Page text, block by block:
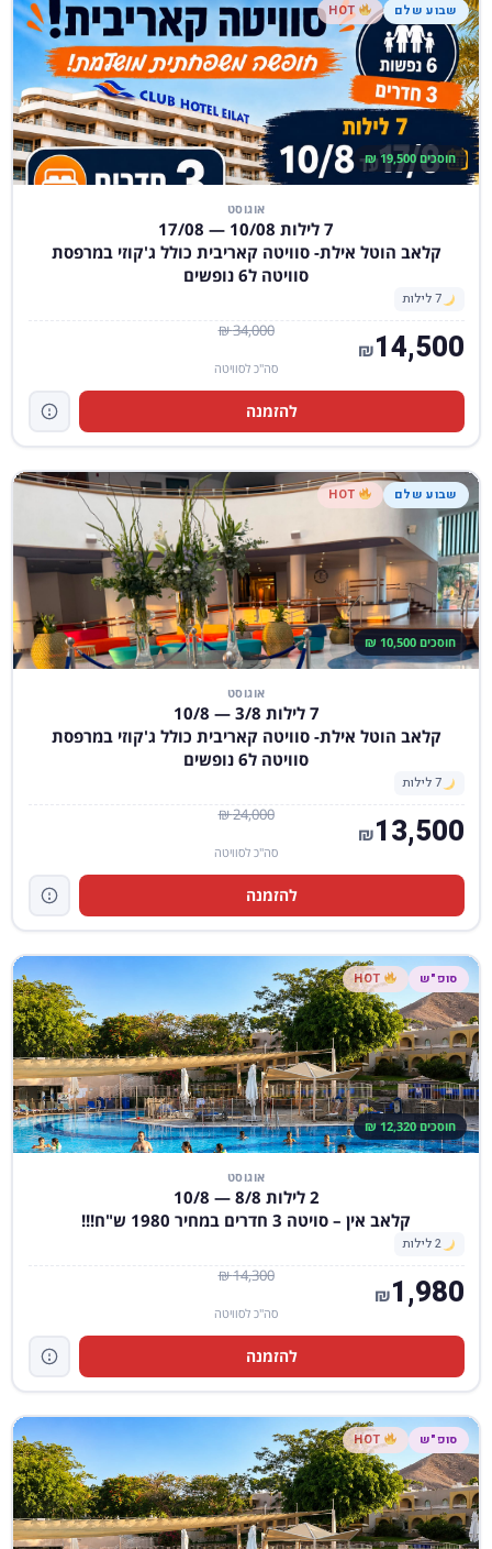
שבוע שלם HOT
חוסכים 19,500 ₪
אוגוסט
7 לילות 10/08 — 17/08
קלאב הוטל אילת- סוויטה קאריבית כולל ג'קוזי במרפסת
סוויטה ל6 נופשים
7 לילות
34,000 ₪ 14,500
₪
סה"כ לסוויטה
להזמנה
שבוע שלם
חוסכים 10,500 ₪
אוגוסט
7 לילות 3/8 — 10/8
קלאב הוטל אילת- סוויטה קאריבית כולל ג'קוזי במרפסת
סוויטה ל6 נופשים
7 לילות
24,000 ₪ 13,500
₪
סה"כ לסוויטה
להזמנה
סופ"ש HOT
חוסכים 12,320 ₪
אוגוסט
2 לילות 8/8 — 10/8
קלאב אין – סויטה 3 חדרים במחיר 1980 ש"ח!!!
2 לילות
14,300 ₪ 1,980
₪
סה"כ לסוויטה
להזמנה
סופ"ש HOT